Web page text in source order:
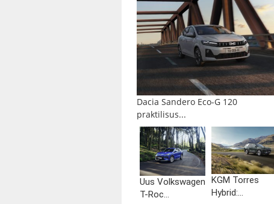
Dacia Sandero Eco-G 120
praktilisus...
Uus Volkswagen
T-Roc...
KGM Torres
Hybrid:...